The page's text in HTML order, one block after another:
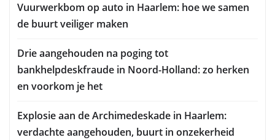
Vuurwerkbom op auto in Haarlem: hoe we samen
de buurt veiliger maken
Drie aangehouden na poging tot
bankhelpdeskfraude in Noord-Holland: zo herken
en voorkom je het
Explosie aan de Archimedeskade in Haarlem:
verdachte aangehouden, buurt in onzekerheid